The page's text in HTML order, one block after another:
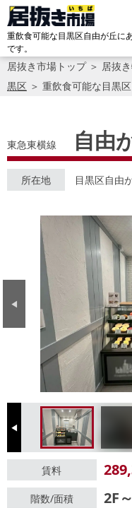
重飲食可能な目黒区自由が丘に
です。
居抜き市場トップ＞ 居抜
黒区 ＞ 重飲食可能な目黒
東急東横線 自由
所在地 目黒区自由
Previous
Previous
賃料
階数/面積 2F